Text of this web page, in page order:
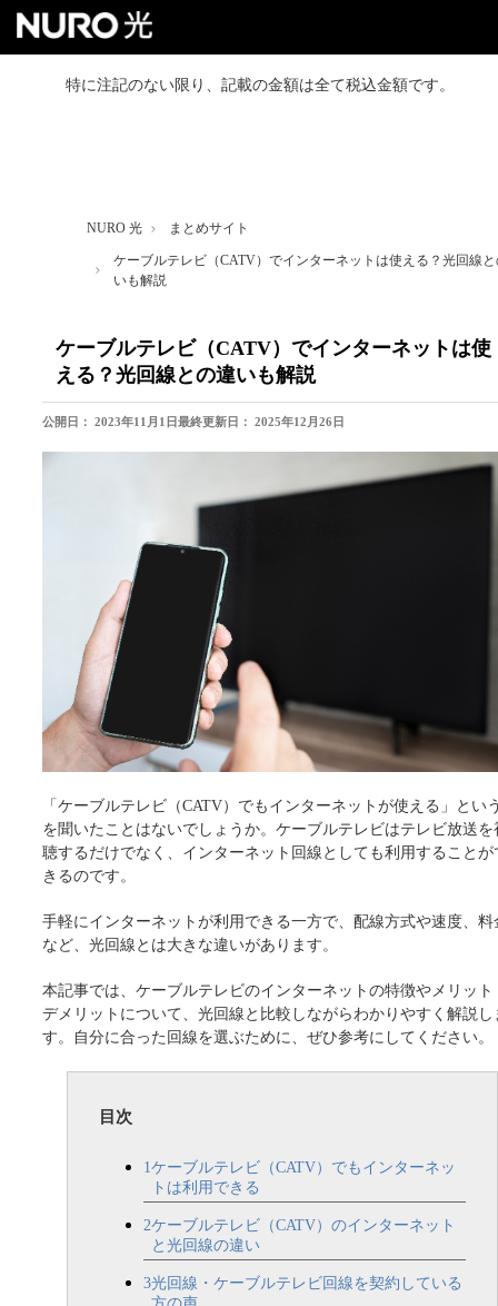
マンション向けプラン
お得なセット割
特に注記のない限り、記載の金額は全て税込金額です。
NURO 光 まとめサイト
ケーブルテレビ（CATV）でインターネットは使える？光回線
いも解説
ケーブルテレビ（CATV）でインターネットは使
える？光回線との違いも解説
公開日： 2023年11月1日最終更新日： 2025年12月26日
「ケーブルテレビ（CATV）でもインターネットが使える」とい
を聞いたことはないでしょうか。ケーブルテレビはテレビ放送を
聴するだけでなく、インターネット回線としても利用することが
きるのです。
手軽にインターネットが利用できる一方で、配線方式や速度、料
など、光回線とは大きな違いがあります。
本記事では、ケーブルテレビのインターネットの特徴やメリット
デメリットについて、光回線と比較しながらわかりやすく解説し
す。自分に合った回線を選ぶために、ぜひ参考にしてください。
目次
1ケーブルテレビ（CATV）でもインターネッ
トは利用できる
2ケーブルテレビ（CATV）のインターネット
と光回線の違い
3光回線・ケーブルテレビ回線を契約している